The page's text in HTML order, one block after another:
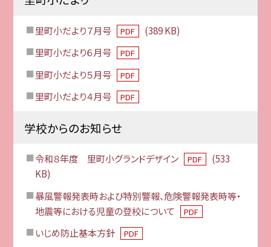
里町小だより７月号 PDF
(389 KB)
里町小だより６月号
PDF
里町小だより５月号 PDF
里町小だより４月号 PDF
学校からのお知らせ
令和８年度 里町小グランドデザイン PDF
(533
KB)
暴風警報発表時および特別警報、危険警報発表時等・
地震等における児童の登校について
PDF
いじめ防止基本方針 PDF